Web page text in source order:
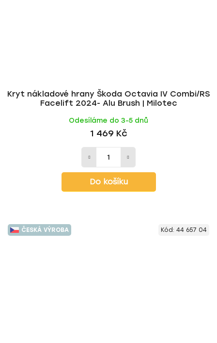
Kryt nákladové hrany Škoda Octavia IV Combi/RS
Facelift 2024- Alu Brush | Milotec
Odesíláme do 3-5 dnů
1 469 Kč
Do košíku
ČESKÁ VÝROBA Kód: 44 657 04